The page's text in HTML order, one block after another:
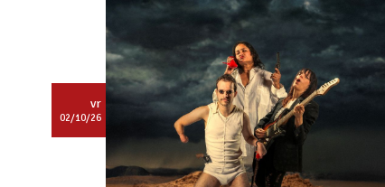
vr
02/10/26
Dit is een
Tartarenactiviteit.Log in
om deze te bekijken.